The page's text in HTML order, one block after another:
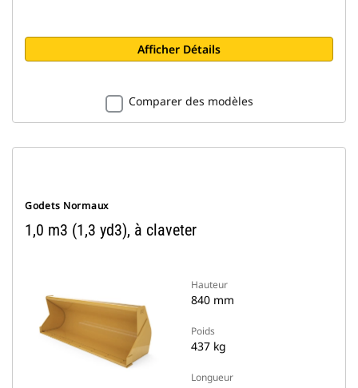
Afficher Détails
Comparer des modèles
Godets Normaux
1,0 m3 (1,3 yd3), à claveter
Hauteur
840 mm
Poids
437 kg
Longueur